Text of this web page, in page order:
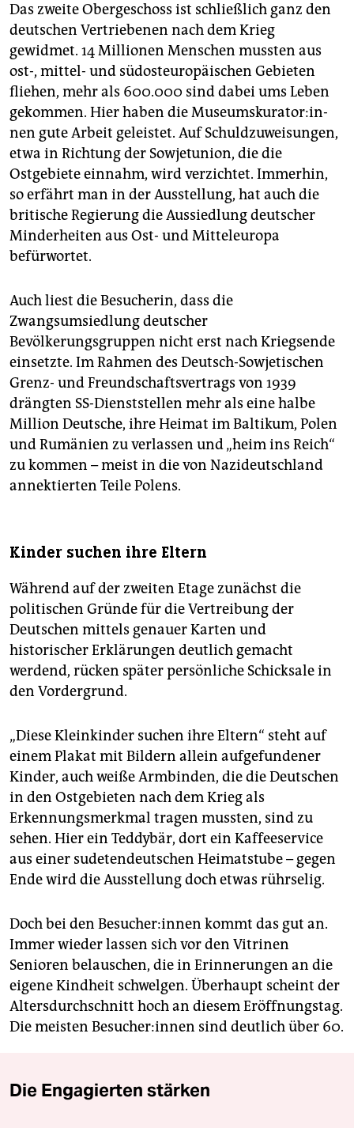
Das zweite Obergeschoss ist schließlich ganz den
deutschen Vertriebenen nach dem Krieg
gewidmet. 14 Millionen Menschen mussten aus
ost-, mittel- und südosteuropäischen Gebieten
fliehen, mehr als 600.000 sind dabei ums Leben
gekommen. Hier haben die Mu­se­ums­ku­ra­to­r:in­
nen gute Arbeit geleistet. Auf Schuldzuweisungen,
etwa in Richtung der Sow­jet­union, die die
Ostgebiete einnahm, wird verzichtet. Immerhin,
so erfährt man in der Ausstellung, hat auch die
britische Regierung die Aussiedlung deutscher
Minderheiten aus Ost- und Mitteleuropa
befürwortet.
Auch liest die Besucherin, dass die
Zwangsumsiedlung deutscher
Bevölkerungsgruppen nicht erst nach Kriegsende
einsetzte. Im Rahmen des Deutsch-Sowjetischen
Grenz- und Freundschaftsvertrags von 1939
drängten SS-Dienststellen mehr als eine halbe
Million Deutsche, ihre Heimat im Baltikum, Polen
und Rumänien zu verlassen und „heim ins Reich“
zu kommen – meist in die von Nazideutschland
annektierten Teile Polens.
Kinder suchen ihre Eltern
Während auf der zweiten Etage zunächst die
politischen Gründe für die Vertreibung der
Deutschen mittels genauer Karten und
historischer Erklärungen deutlich gemacht
werdend, rücken später persönliche Schicksale in
den Vordergrund.
„Diese Kleinkinder suchen ihre Eltern“ steht auf
einem Plakat mit Bildern allein aufgefundener
Kinder, auch weiße Armbinden, die die Deutschen
in den Ostgebieten nach dem Krieg als
Erkennungsmerkmal tragen mussten, sind zu
sehen. Hier ein Teddybär, dort ein Kaffeeservice
aus einer sudetendeutschen Heimatstube – gegen
Ende wird die Ausstellung doch etwas rührselig.
Doch bei den Be­su­che­r:in­nen kommt das gut an.
Immer wieder lassen sich vor den Vitrinen
Senioren belauschen, die in Erinnerungen an die
eigene Kindheit schwelgen. Überhaupt scheint der
Altersdurchschnitt hoch an diesem Eröffnungstag.
Die meisten Be­su­che­r:in­nen sind deutlich über 60.
Die Engagierten stärken